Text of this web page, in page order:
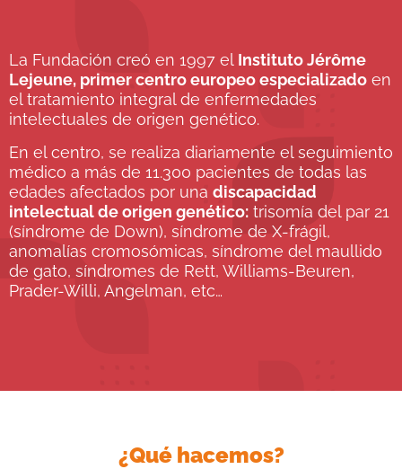
La Fundación creó en 1997 el Instituto Jérôme
Lejeune, primer centro europeo especializado en
el tratamiento integral de enfermedades
intelectuales de origen genético.
En el centro, se realiza diariamente el seguimiento
médico a más de 11.300 pacientes de todas las
edades afectados por una discapacidad
intelectual de origen genético: trisomía del par 21
(síndrome de Down), síndrome de X-frágil,
anomalías cromosómicas, síndrome del maullido
de gato, síndromes de Rett, Williams-Beuren,
Prader-Willi, Angelman, etc…
¿Qué hacemos?